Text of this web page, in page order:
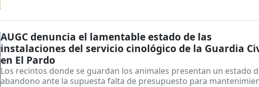
AUGC denuncia el lamentable estado de las
instalaciones del servicio cinológico de la Guardia
en El Pardo
Los recintos donde se guardan los animales presentan un estado
abandono ante la supuesta falta de presupuesto para